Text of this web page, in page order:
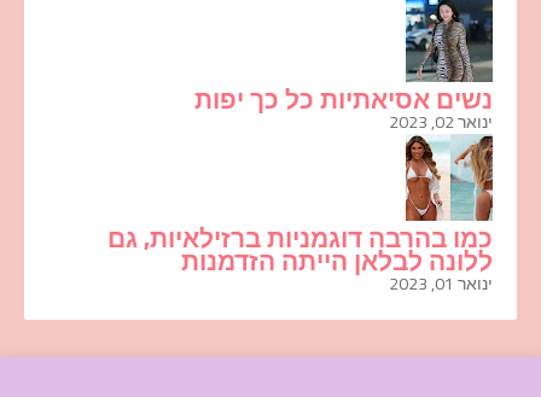
נשים אסיאתיות כל כך יפות
ינואר 02, 2023
כמו בהרבה דוגמניות ברזילאיות, גם
ללונה לבלאן הייתה הזדמנות
ינואר 01, 2023